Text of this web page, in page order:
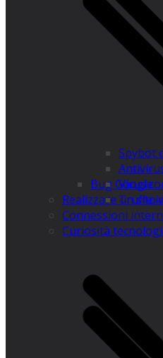
Bug Google
Realizzare un sito
Spybot
Virus
Truffe
Connessioni
Curiosità